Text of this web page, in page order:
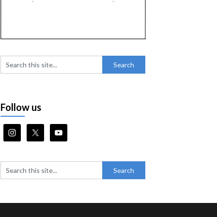
Follow us